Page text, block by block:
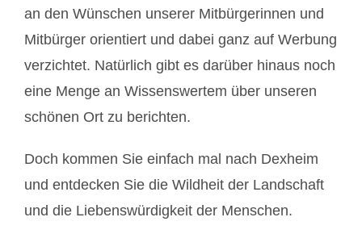
an den Wünschen unserer Mitbürgerinnen und
Mitbürger orientiert und dabei ganz auf Werbung
verzichtet. Natürlich gibt es darüber hinaus noch
eine Menge an Wissenswertem über unseren
schönen Ort zu berichten.
Doch kommen Sie einfach mal nach Dexheim
und entdecken Sie die Wildheit der Landschaft
und die Liebenswürdigkeit der Menschen.